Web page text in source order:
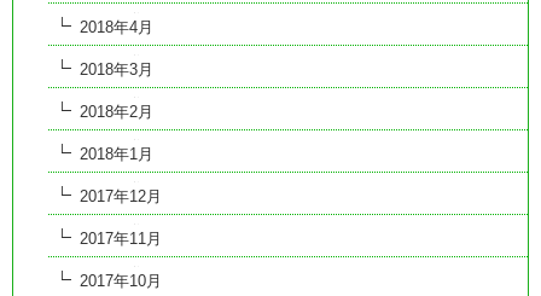
2018年4月
2018年3月
2018年2月
2018年1月
2017年12月
2017年11月
2017年10月